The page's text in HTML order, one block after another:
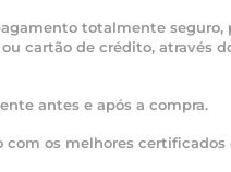
totalmente seguro,
cartão de crédito, através
antes e após a compra.
com os melhores certificados